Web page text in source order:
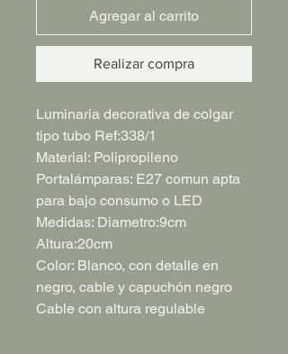
Agregar al carrito
Realizar compra
Luminaria decorativa de colgar
tipo tubo Ref:338/1
Material: Polipropileno
Portalámparas: E27 comun apta
para bajo consumo o LED
Medidas: Diametro:9cm
Altura:20cm
Color: Blanco, con detalle en
negro, cable y capuchón negro
Cable con altura regulable